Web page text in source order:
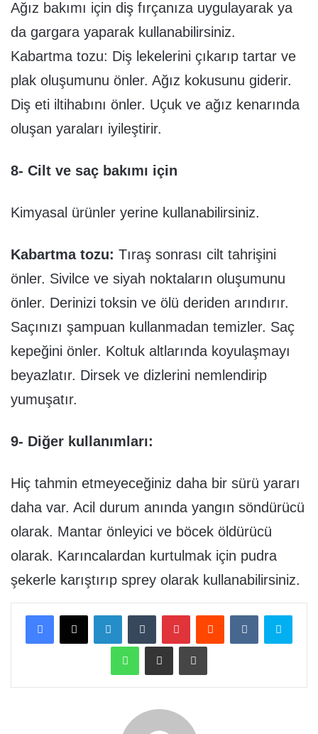
Ağız bakımı için diş fırçanıza uygulayarak ya
da gargara yaparak kullanabilirsiniz.
Kabartma tozu: Diş lekelerini çıkarıp tartar ve
plak oluşumunu önler. Ağız kokusunu giderir.
Diş eti iltihabını önler. Uçuk ve ağız kenarında
oluşan yaraları iyileştirir.
8- Cilt ve saç bakımı için
Kimyasal ürünler yerine kullanabilirsiniz.
Kabartma tozu: Tıraş sonrası cilt tahrişini
önler. Sivilce ve siyah noktaların oluşumunu
önler. Derinizi toksin ve ölü deriden arındırır.
Saçınızı şampuan kullanmadan temizler. Saç
kepeğini önler. Koltuk altlarında koyulaşmayı
beyazlatır. Dirsek ve dizlerini nemlendirip
yumuşatır.
9- Diğer kullanımları:
Hiç tahmin etmeyeceğiniz daha bir sürü yararı
daha var. Acil durum anında yangın söndürücü
olarak. Mantar önleyici ve böcek öldürücü
olarak. Karıncalardan kurtulmak için pudra
şekerle karıştırıp sprey olarak kullanabilirsiniz.
FacebookX LinkedInTumblr PinterestReddit VKontakteSkype
WhatsAppE-Posta ile paylaş Yazdır